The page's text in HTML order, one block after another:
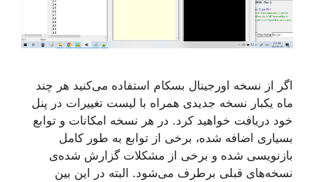
اگر از نسخه اورجینال بسکام استفاده می‌کنید هر چند
ماه یکبار نسخه جدیدی همراه با لیست تغییرات در پنل
خود دریافت خواهید کرد. در هر نسخه امکانات و توابع
بسیاری اضافه شده، برخی از توابع به طور کامل
بازنویسی شده و برخی از مشکلات گزارش شده‌ی
نسخه‌های قبلی برطرف می‌شود. البته در این بین